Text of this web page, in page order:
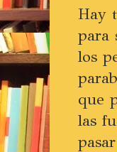
Hay
para
los
que
las